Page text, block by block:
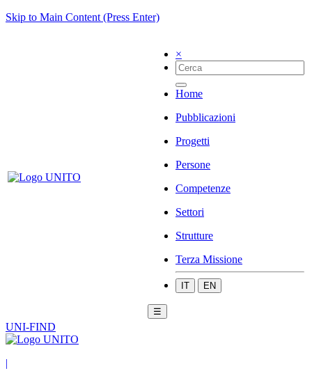
Skip to Main Content (Press Enter)
×
Home
Pubblicazioni
Progetti
Persone
Competenze
Settori
Strutture
Terza Missione
IT EN
☰
UNI-FIND
|